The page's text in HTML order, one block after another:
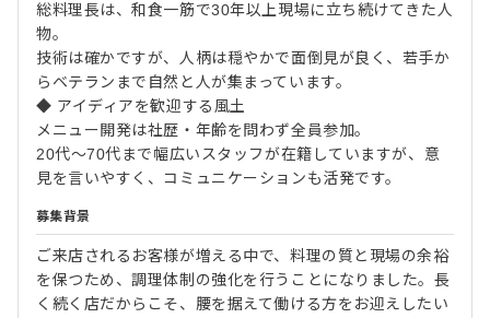
総料理長は、和食一筋で30年以上現場に立ち続けてきた人
物。
技術は確かですが、人柄は穏やかで面倒見が良く、若手か
らベテランまで自然と人が集まっています。
◆ アイディアを歓迎する風土
メニュー開発は社歴・年齢を問わず全員参加。
20代～70代まで幅広いスタッフが在籍していますが、意
見を言いやすく、コミュニケーションも活発です。
募集背景
ご来店されるお客様が増える中で、料理の質と現場の余裕
を保つため、調理体制の強化を行うことになりました。長
く続く店だからこそ、腰を据えて働ける方をお迎えしたい